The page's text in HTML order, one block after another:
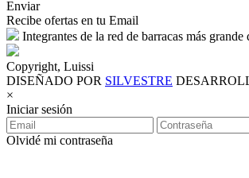
Enviar
Recibe ofertas en tu Email
Integrantes de la red de barracas más grande
Copyright, Luissi
DISEÑADO POR SILVESTRE
×
Iniciar sesión
Olvidé mi contraseña